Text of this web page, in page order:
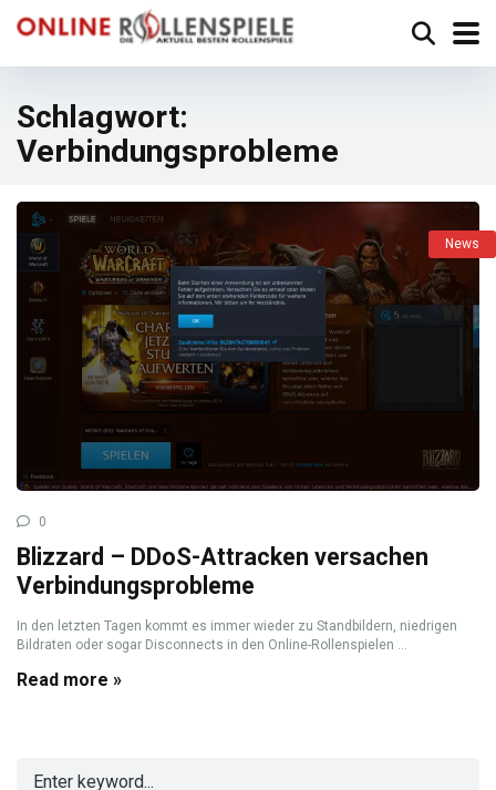
Schlagwort:
Verbindungsprobleme
News
0
Blizzard – DDoS-Attracken versachen
Verbindungsprobleme
In den letzten Tagen kommt es immer wieder zu Standbildern, niedrigen
Bildraten oder sogar Disconnects in den Online-Rollenspielen ...
Read more »